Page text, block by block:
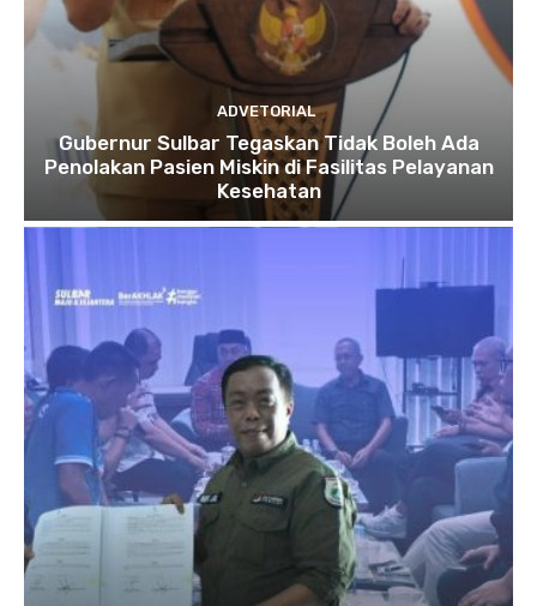
ADVETORIAL
Gubernur Sulbar Tegaskan Tidak Boleh Ada
Penolakan Pasien Miskin di Fasilitas Pelayanan
Kesehatan